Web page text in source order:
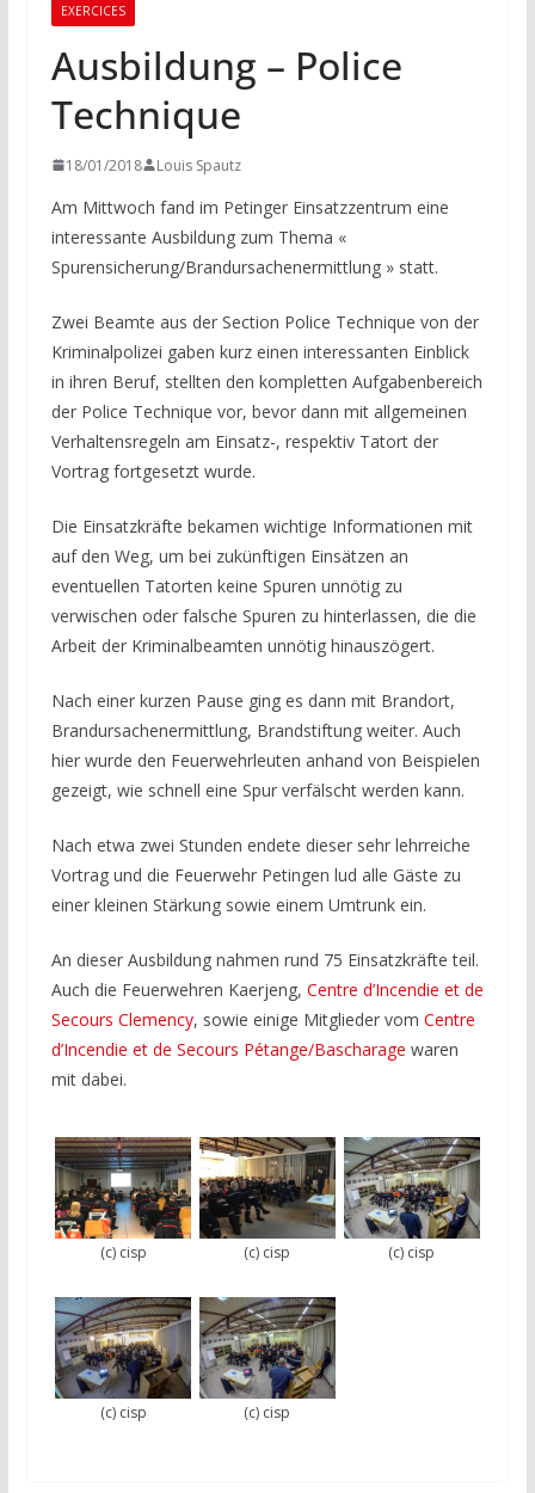
EXERCICES
Ausbildung – Police
Technique
18/01/2018 Louis Spautz
Am Mittwoch fand im Petinger Einsatzzentrum eine
interessante Ausbildung zum Thema «
Spurensicherung/Brandursachenermittlung » statt.
Zwei Beamte aus der Section Police Technique von der
Kriminalpolizei gaben kurz einen interessanten Einblick
in ihren Beruf, stellten den kompletten Aufgabenbereich
der Police Technique vor, bevor dann mit allgemeinen
Verhaltensregeln am Einsatz-, respektiv Tatort der
Vortrag fortgesetzt wurde.
Die Einsatzkräfte bekamen wichtige Informationen mit
auf den Weg, um bei zukünftigen Einsätzen an
eventuellen Tatorten keine Spuren unnötig zu
verwischen oder falsche Spuren zu hinterlassen, die die
Arbeit der Kriminalbeamten unnötig hinauszögert.
Nach einer kurzen Pause ging es dann mit Brandort,
Brandursachenermittlung, Brandstiftung weiter. Auch
hier wurde den Feuerwehrleuten anhand von Beispielen
gezeigt, wie schnell eine Spur verfälscht werden kann.
Nach etwa zwei Stunden endete dieser sehr lehrreiche
Vortrag und die Feuerwehr Petingen lud alle Gäste zu
einer kleinen Stärkung sowie einem Umtrunk ein.
An dieser Ausbildung nahmen rund 75 Einsatzkräfte teil.
Auch die Feuerwehren Kaerjeng, Centre d’Incendie et de
Secours Clemency, sowie einige Mitglieder vom Centre
d’Incendie et de Secours Pétange/Bascharage waren
mit dabei.
(c) cisp (c) cisp (c) cisp
(c) cisp (c) cisp